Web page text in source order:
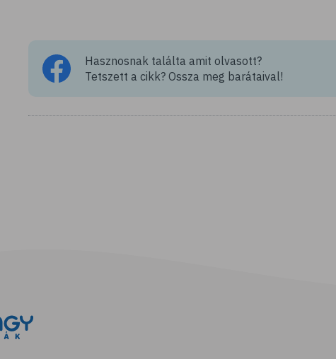
Hasznosnak találta amit olvasott?
Tetszett a cikk? Ossza meg barátaival!